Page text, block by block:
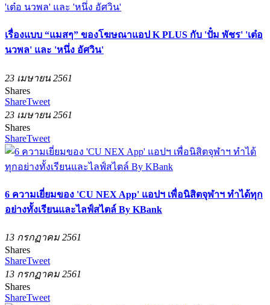
เรื่องแบบ “แมสๆ” ของโฆษณาแอป K PLUS กับ 'ปั๋ม พัชร' 'เต๋อ
นวพล' และ 'หนึ่ง อัศวิน'
23 เมษายน 2561
Shares
ShareTweet
23 เมษายน 2561
Shares
ShareTweet
6 ความเยี่ยมของ 'CU NEX App' แอปฯ เพื่อนิสิตจุฬาฯ ทำได้ทุก
อย่างทั้งเรียนและไลฟ์สไตล์ By KBank
13 กรกฏาคม 2561
Shares
ShareTweet
13 กรกฏาคม 2561
Shares
ShareTweet